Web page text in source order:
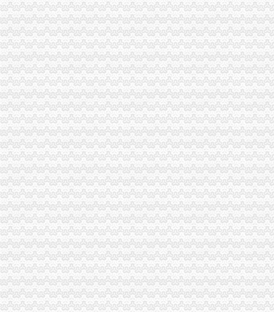
老板拖欠工资,没有营业执照,劳动局不管,应该怎么办？-律师365
开一家饮食店要办的手续-地纬商机熟食店加盟网
内地居民往来港澳通行证审批服务指南_信息公开
长安路工程勘察招标公告